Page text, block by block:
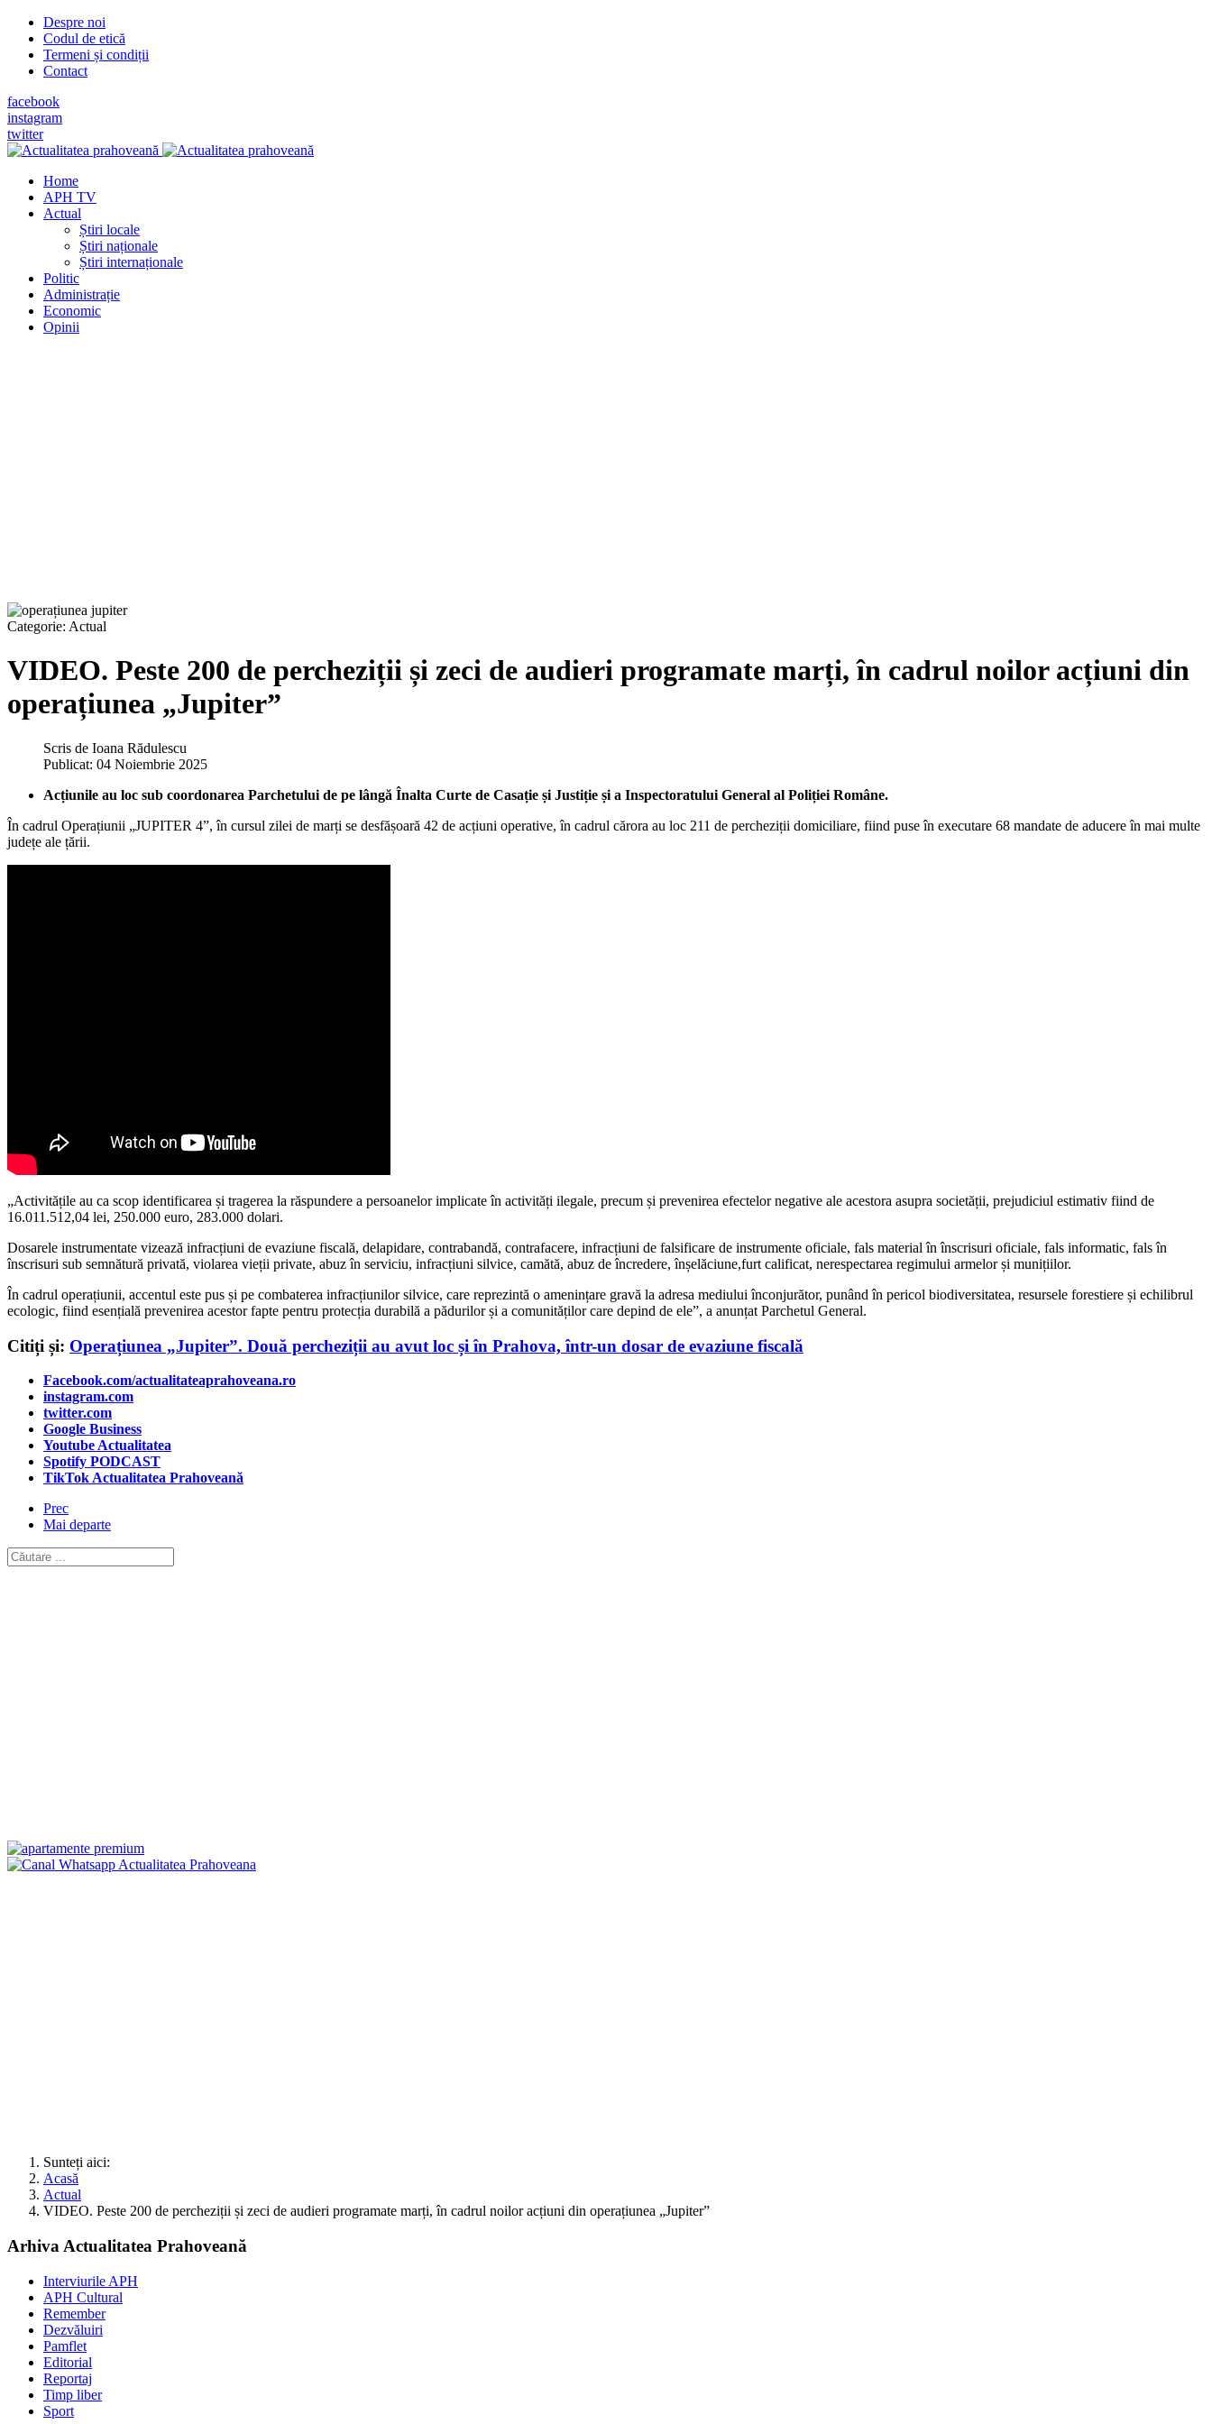
Despre noi
Codul de etică
Termeni și condiții
Contact
facebook
instagram
twitter
Home
APH TV
Actual
Știri locale
Știri naționale
Știri internaționale
Politic
Administrație
Economic
Opinii
Categorie: Actual
VIDEO. Peste 200 de percheziții și zeci de audieri programate marți, în cadrul noilor acțiuni din
operațiunea „Jupiter”
Scris de Ioana Rădulescu
Publicat: 04 Noiembrie 2025
Acțiunile au loc sub coordonarea Parchetului de pe lângă Înalta Curte de Casație și Justiție și a Inspectoratului General al Poliției Române.
În cadrul Operațiunii „JUPITER 4”, în cursul zilei de marți se desfășoară 42 de acțiuni operative, în cadrul cărora au loc 211 de percheziții domiciliare, fiind puse în executare 68 mandate de aducere în mai multe
județe ale țării.
„Activitățile au ca scop identificarea și tragerea la răspundere a persoanelor implicate în activități ilegale, precum și prevenirea efectelor negative ale acestora asupra societății, prejudiciul estimativ fiind de
16.011.512,04 lei, 250.000 euro, 283.000 dolari.
Dosarele instrumentate vizează infracțiuni de evaziune fiscală, delapidare, contrabandă, contrafacere, infracțiuni de falsificare de instrumente oficiale, fals material în înscrisuri oficiale, fals informatic, fals în
înscrisuri sub semnătură privată, violarea vieții private, abuz în serviciu, infracțiuni silvice, camătă, abuz de încredere, înșelăciune,furt calificat, nerespectarea regimului armelor și munițiilor.
În cadrul operațiunii, accentul este pus și pe combaterea infracțiunilor silvice, care reprezintă o amenințare gravă la adresa mediului înconjurător, punând în pericol biodiversitatea, resursele forestiere și echilibrul
ecologic, fiind esențială prevenirea acestor fapte pentru protecția durabilă a pădurilor și a comunităților care depind de ele”, a anunțat Parchetul General.
Citiți și: Operațiunea „Jupiter”. Două percheziții au avut loc și în Prahova, într-un dosar de evaziune fiscală
Facebook.com/actualitateaprahoveana.ro
instagram.com
twitter.com
Google Business
Youtube Actualitatea
Spotify PODCAST
TikTok Actualitatea Prahoveană
Prec
Mai departe
Sunteți aici:
Acasă
Actual
VIDEO. Peste 200 de percheziții și zeci de audieri programate marți, în cadrul noilor acțiuni din operațiunea „Jupiter”
Arhiva Actualitatea Prahoveană
Interviurile APH
APH Cultural
Remember
Dezvăluiri
Pamflet
Editorial
Reportaj
Timp liber
Sport